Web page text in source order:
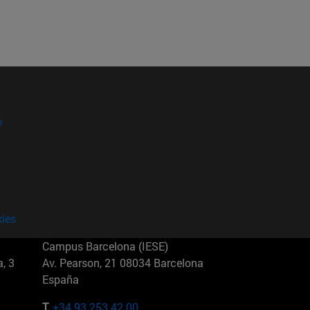
3
Campus Barcelona (IESE)
Av. Pearson, 21 08034 Barcelona
España
T. +34 93 253 42 00